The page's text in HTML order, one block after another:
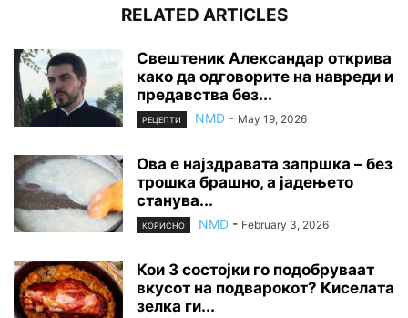
RELATED ARTICLES
Свештеник Александар открива
како да одговорите на навреди и
предавства без...
РЕЦЕПТИ NMD - May 19, 2026
Ова е најздравата запршка – без
трошка брашно, а јадењето
станува...
КОРИСНО NMD - February 3, 2026
Кои 3 состојки го подобруваат
вкусот на подварокот? Киселата
зелка ги...